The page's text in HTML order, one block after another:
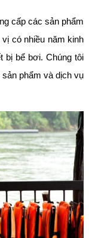
cấp các sản phẩm
có nhiều năm kinh
bị bể bơi. Chúng tôi
phẩm và dịch vụ